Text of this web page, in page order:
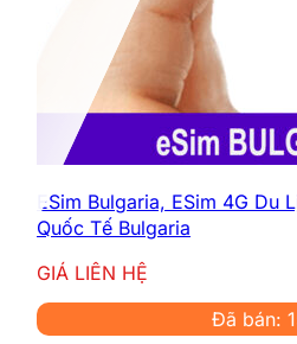
ESim Bulgaria, ESim 4G Du
Quốc Tế Bulgaria
GIÁ LIÊN HỆ
Đã bán: